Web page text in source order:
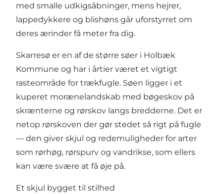
med smalle udkigsåbninger, mens hejrer,
lappedykkere og blishøns går uforstyrret om
deres ærinder få meter fra dig.
Skarresø er en af de større søer i Holbæk
Kommune og har i årtier været et vigtigt
rasteområde for trækfugle. Søen ligger i et
kuperet morænelandskab med bøgeskov på
skrænterne og rørskov langs bredderne. Det er
netop rørskoven der gør stedet så rigt på fugle
— den giver skjul og redemuligheder for arter
som rørhøg, rørspurv og vandrikse, som ellers
kan være svære at få øje på.
Et skjul bygget til stilhed